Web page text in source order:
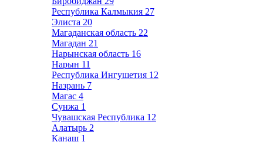
Республика Калмыкия 27
Элиста 20
Магаданская область 22
Магадан 21
Нарынская область 16
Нарын 11
Республика Ингушетия 12
Назрань 7
Магас 4
Сунжа 1
Чувашская Республика 12
Алатырь 2
Канаш 1